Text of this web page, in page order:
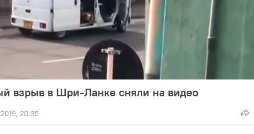
взрыв в Шри-Ланке сняли на видео
20:35